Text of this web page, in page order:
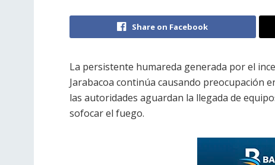
Share on Facebook
La persistente humareda generada por el
Jarabacoa continúa causando preocupación
las autoridades aguardan la llegada de
sofocar el fuego.